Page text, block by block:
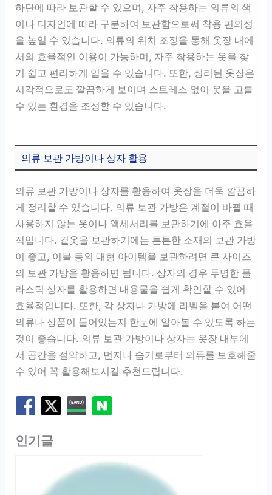
하단에 따라 보관할 수 있으며, 자주 착용하는 의류의 색
이나 디자인에 따라 구분하여 보관함으로써 착용 편의성
을 높일 수 있습니다. 의류의 위치 조정을 통해 옷장 내에
서의 효율적인 이용이 가능하며, 자주 착용하는 옷을 찾
기 쉽고 편리하게 입을 수 있습니다. 또한, 정리된 옷장은
시각적으로도 깔끔하게 보이며 스트레스 없이 옷을 고를
수 있는 환경을 조성할 수 있습니다.
의류 보관 가방이나 상자 활용
의류 보관 가방이나 상자를 활용하여 옷장을 더욱 깔끔하
게 정리할 수 있습니다. 의류 보관 가방은 계절이 바뀔 때
사용하지 않는 옷이나 액세서리를 보관하기에 아주 효율
적입니다. 겉옷을 보관하기에는 튼튼한 소재의 보관 가방
이 좋고, 이불 등의 대형 아이템을 보관하려면 큰 사이즈
의 보관 가방을 활용하면 됩니다. 상자의 경우 투명한 플
라스틱 상자를 활용하면 내용물을 쉽게 확인할 수 있어
효율적입니다. 또한, 각 상자나 가방에 라벨을 붙여 어떤
의류나 상품이 들어있는지 한눈에 알아볼 수 있도록 하는
것이 좋습니다. 의류 보관 가방이나 상자는 옷장 내부에
서 공간을 절약하고, 먼지나 습기로부터 의류를 보호해줄
수 있어 꼭 활용해보시길 추천드립니다.
인기글